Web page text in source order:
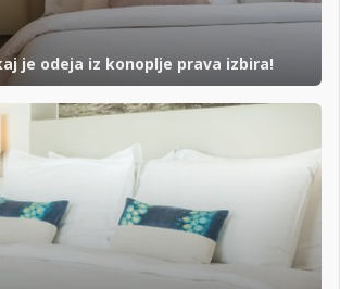
je odeja iz konoplje prava izbira!